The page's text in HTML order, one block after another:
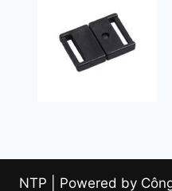
NTP | Powered by